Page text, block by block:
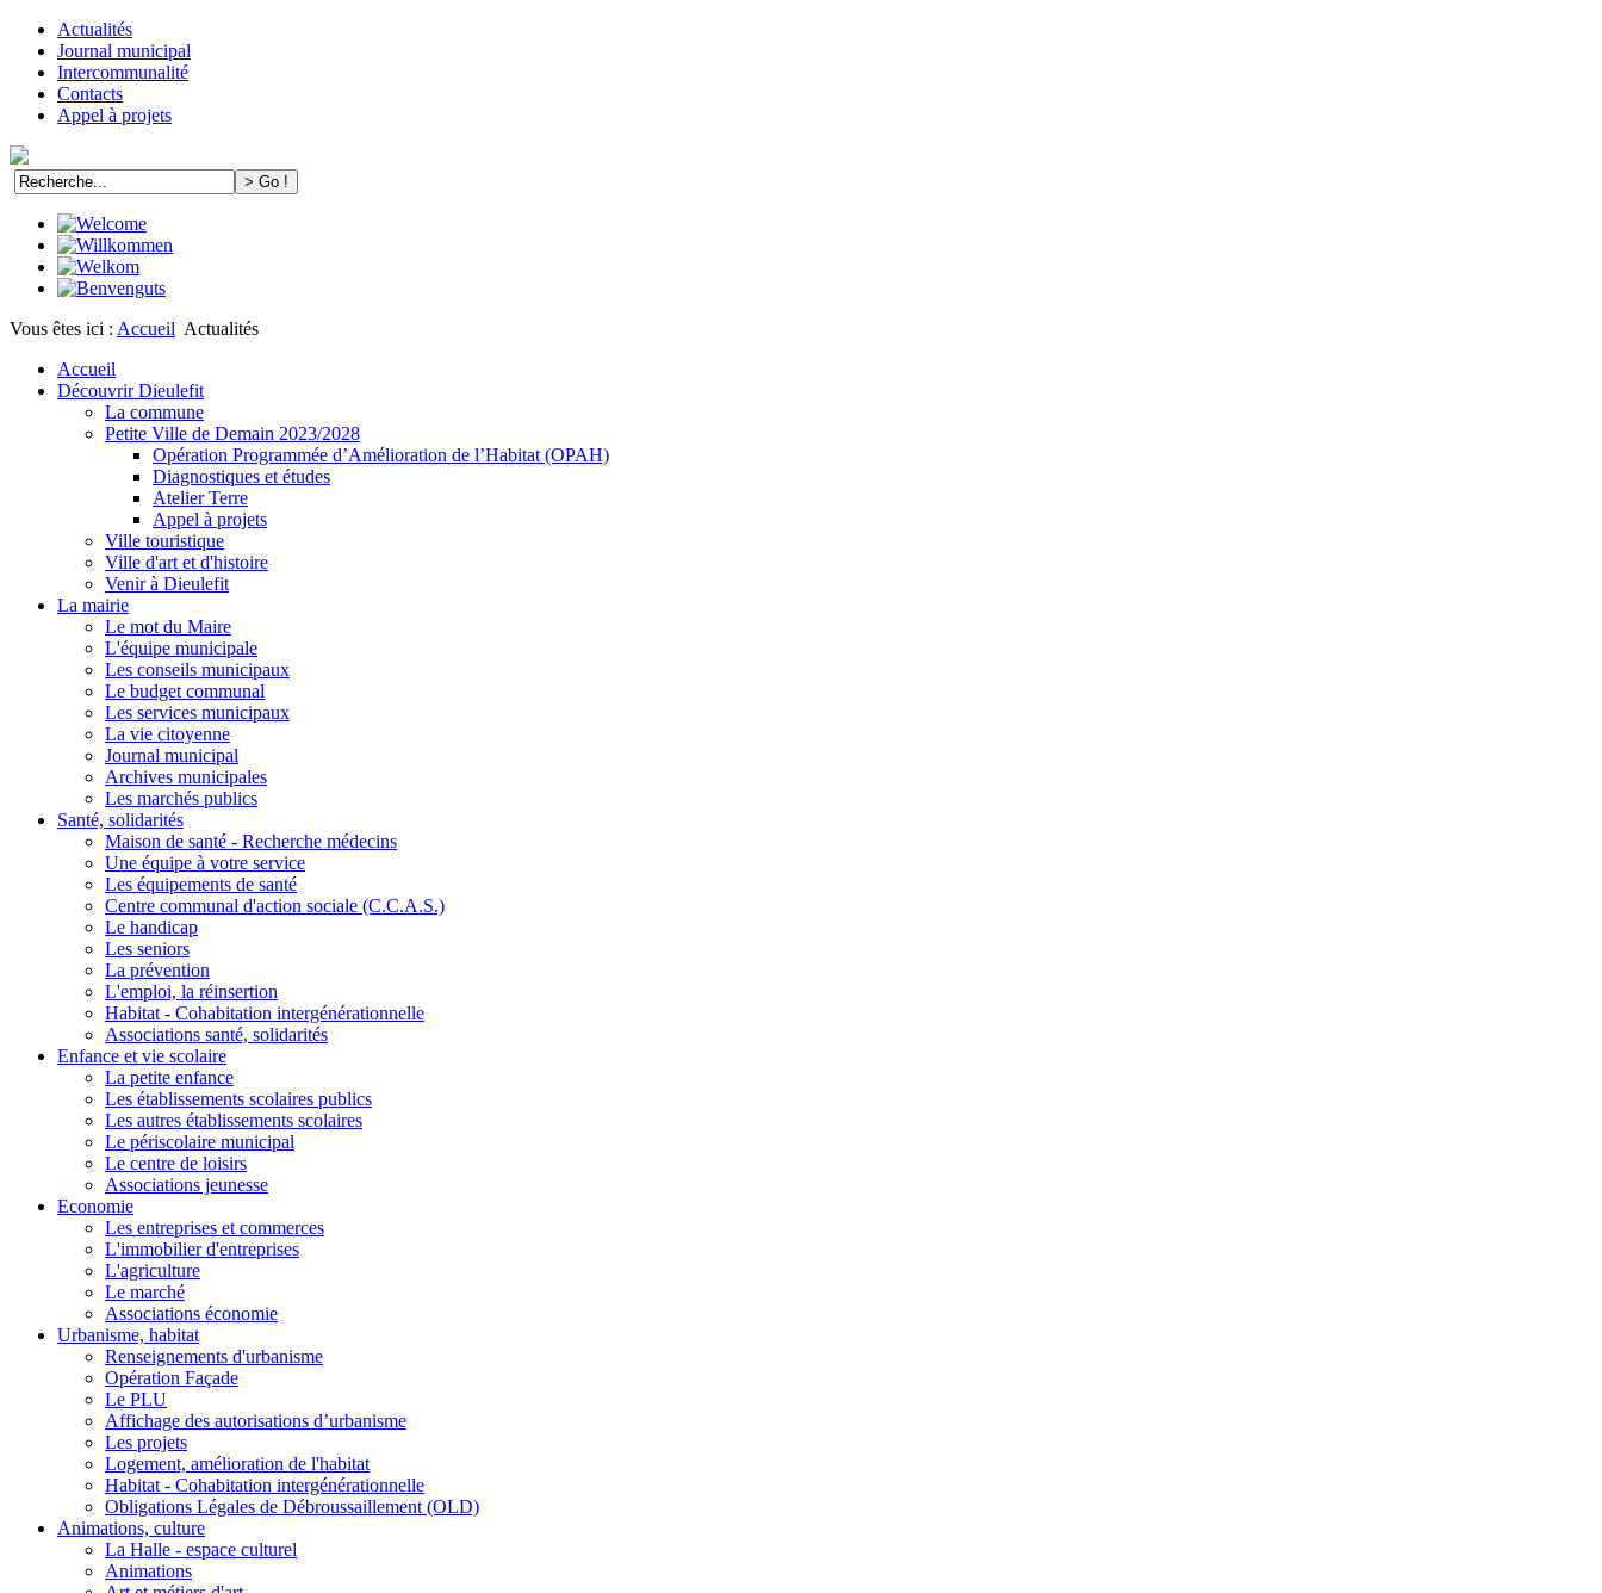
Actualités
Journal municipal
Intercommunalité
Contacts
Appel à projets
Vous êtes ici : Accueil Actualités
Accueil
Découvrir Dieulefit
La commune
Petite Ville de Demain 2023/2028
Opération Programmée d’Amélioration de l’Habitat (OPAH)
Diagnostiques et études
Atelier Terre
Appel à projets
Ville touristique
Ville d'art et d'histoire
Venir à Dieulefit
La mairie
Le mot du Maire
L'équipe municipale
Les conseils municipaux
Le budget communal
Les services municipaux
La vie citoyenne
Journal municipal
Archives municipales
Les marchés publics
Santé, solidarités
Maison de santé - Recherche médecins
Une équipe à votre service
Les équipements de santé
Centre communal d'action sociale (C.C.A.S.)
Le handicap
Les seniors
La prévention
L'emploi, la réinsertion
Habitat - Cohabitation intergénérationnelle
Associations santé, solidarités
Enfance et vie scolaire
La petite enfance
Les établissements scolaires publics
Les autres établissements scolaires
Le périscolaire municipal
Le centre de loisirs
Associations jeunesse
Economie
Les entreprises et commerces
L'immobilier d'entreprises
L'agriculture
Le marché
Associations économie
Urbanisme, habitat
Renseignements d'urbanisme
Opération Façade
Le PLU
Affichage des autorisations d’urbanisme
Les projets
Logement, amélioration de l'habitat
Habitat - Cohabitation intergénérationnelle
Obligations Légales de Débroussaillement (OLD)
Animations, culture
La Halle - espace culturel
Animations